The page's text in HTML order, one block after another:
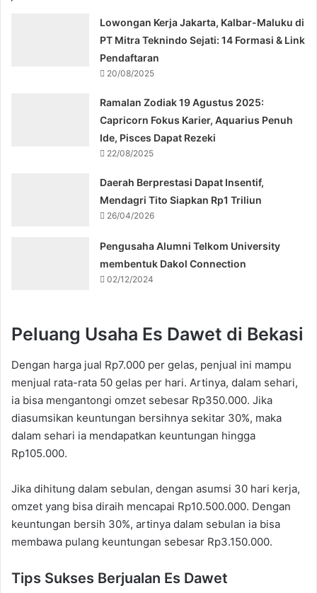
Lowongan Kerja Jakarta, Kalbar-Maluku di
PT Mitra Teknindo Sejati: 14 Formasi & Link
Pendaftaran
20/08/2025
Ramalan Zodiak 19 Agustus 2025:
Capricorn Fokus Karier, Aquarius Penuh
Ide, Pisces Dapat Rezeki
22/08/2025
Daerah Berprestasi Dapat Insentif,
Mendagri Tito Siapkan Rp1 Triliun
26/04/2026
Pengusaha Alumni Telkom University
membentuk Dakol Connection
02/12/2024
Peluang Usaha Es Dawet di Bekasi
Dengan harga jual Rp7.000 per gelas, penjual ini mampu
menjual rata-rata 50 gelas per hari. Artinya, dalam sehari,
ia bisa mengantongi omzet sebesar Rp350.000. Jika
diasumsikan keuntungan bersihnya sekitar 30%, maka
dalam sehari ia mendapatkan keuntungan hingga
Rp105.000.
Jika dihitung dalam sebulan, dengan asumsi 30 hari kerja,
omzet yang bisa diraih mencapai Rp10.500.000. Dengan
keuntungan bersih 30%, artinya dalam sebulan ia bisa
membawa pulang keuntungan sebesar Rp3.150.000.
Tips Sukses Berjualan Es Dawet